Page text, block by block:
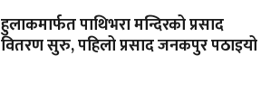
हुलाकमार्फत पाथिभरा मन्दिरको प्रसाद
वितरण सुरु, पहिलो प्रसाद जनकपुर पठाइयो